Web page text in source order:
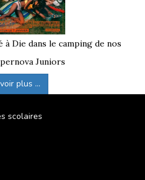
Die dans le camping de nos
Juniors
plus ...
scolaires